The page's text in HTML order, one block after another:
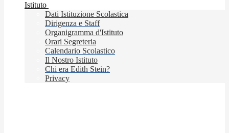
Istituto
Dati Istituzione Scolastica
Dirigenza e Staff
Organigramma d'Istituto
Orari Segreteria
Calendario Scolastico
Il Nostro Istituto
Chi era Edith Stein?
Privacy